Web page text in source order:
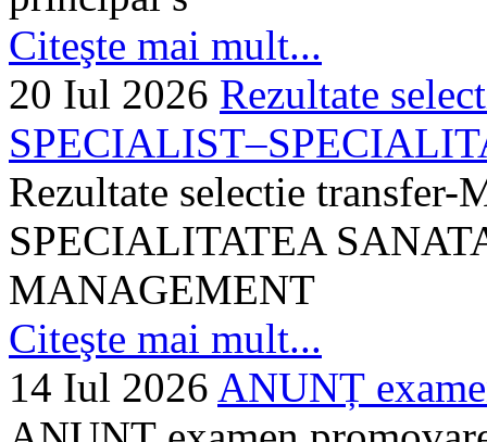
Citeşte mai mult...
20 Iul 2026 Rezultate
Rezultate selectie
SPECIALITATEA
MANAGEMENT
Citeşte mai mult...
14 Iul 2026 ANUNȚ